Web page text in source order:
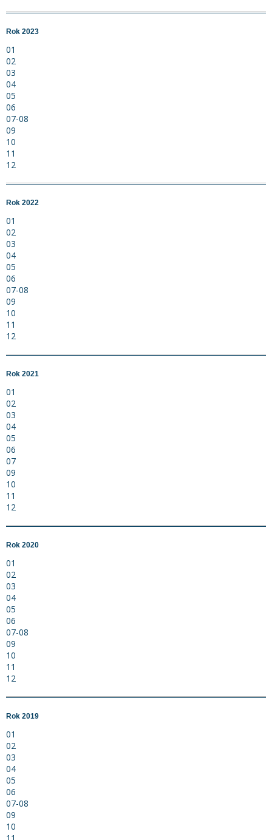
Rok 2023
01
02
03
04
05
06
07-08
09
10
11
12
Rok 2022
01
02
03
04
05
06
07-08
09
10
11
12
Rok 2021
01
02
03
04
05
06
07
09
10
11
12
Rok 2020
01
02
03
04
05
06
07-08
09
10
11
12
Rok 2019
01
02
03
04
05
06
07-08
09
10